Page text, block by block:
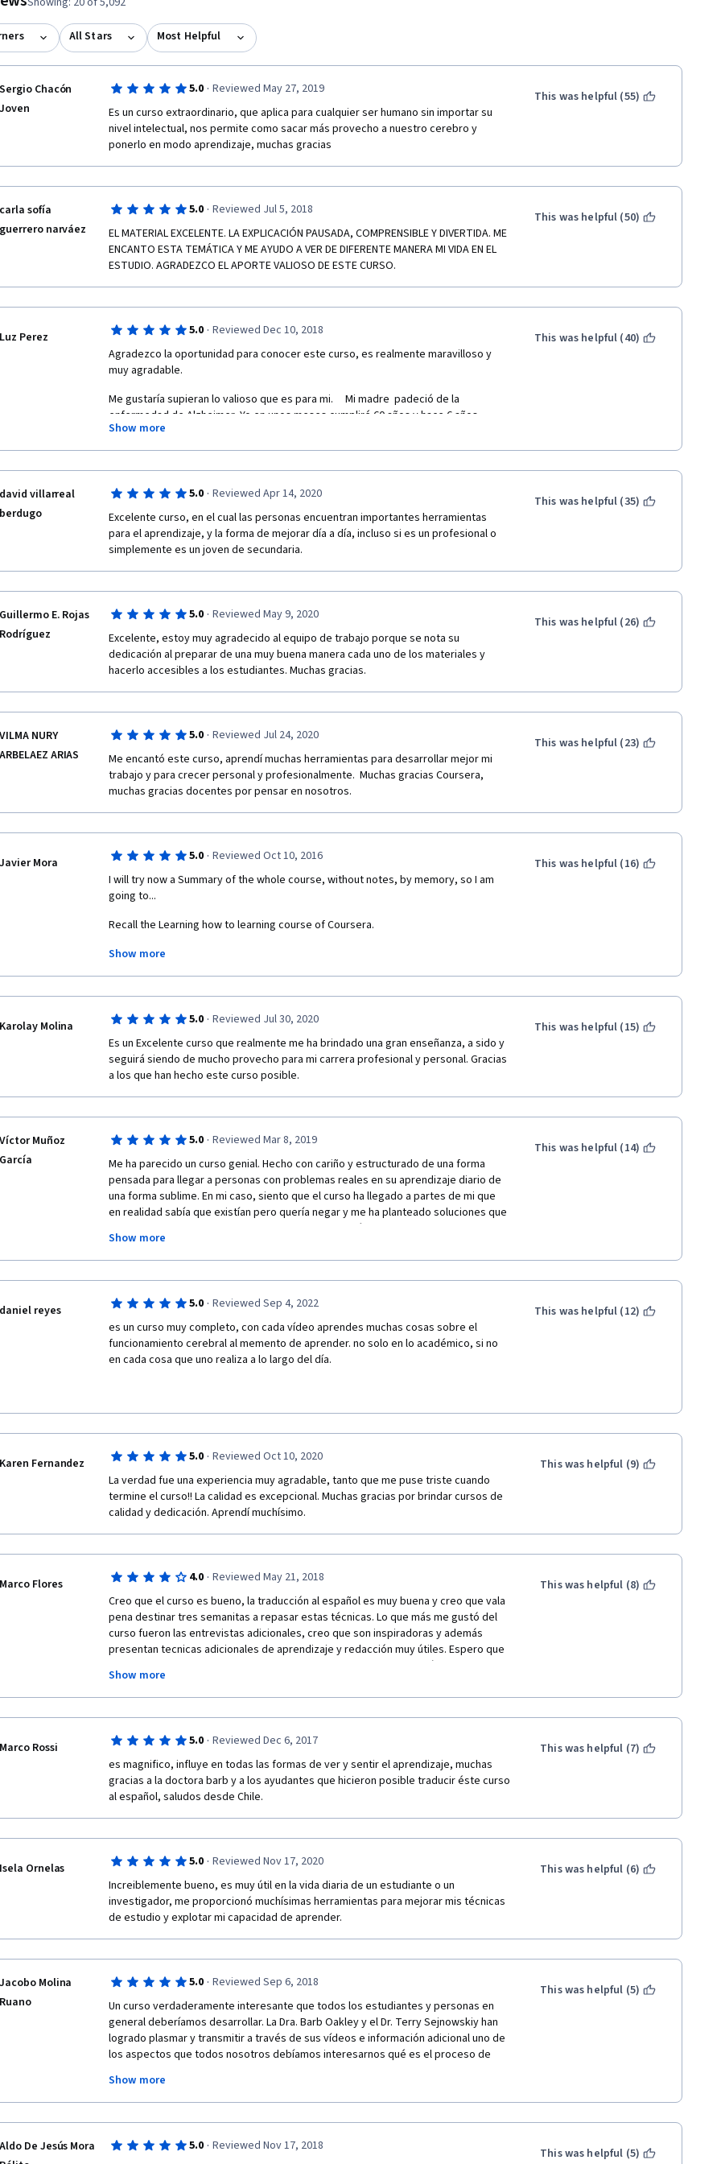
All Stars Most Helpful
Sergio Chacón
Joven
5.0 · Reviewed May 27, 2019
Es un curso extraordinario, que aplica para cualquier ser humano sin importar su
nivel intelectual, nos permite como sacar más provecho a nuestro cerebro y
ponerlo en modo aprendizaje, muchas gracias
This was helpful (55)
carla sofía
guerrero narváez
5.0 · Reviewed Jul 5, 2018
EL MATERIAL EXCELENTE. LA EXPLICACIÓN PAUSADA, COMPRENSIBLE Y DIVERTIDA. ME
ENCANTO ESTA TEMÁTICA Y ME AYUDO A VER DE DIFERENTE MANERA MI VIDA EN EL
ESTUDIO. AGRADEZCO EL APORTE VALIOSO DE ESTE CURSO.
This was helpful (50)
Luz Perez 5.0 · Reviewed Dec 10, 2018
Agradezco la oportunidad para conocer este curso, es realmente maravilloso y
muy agradable.
Me gustaría supieran lo valioso que es para mi.     Mi madre  padeció de la
enfermedad de Alzheimer  Yo en unos meses cumpliré 60 años y hace 6 años
tengo síntomas esporádicamente (1 o 2 al año y duran de 15 a 30 días), estas dos
últimas semanas fueron difíciles por que olvide entre otras cosas el nombre de
me ayudó a reducir los olvidos y estar en calma en los momentos difíciles, siento
que pude reducir un 80% los efectos negativos en esta ocaciòn. No quiero
investigar si científicamente fue un placebo A Mi Me Ayudo!  GRACIAS
Show more
This was helpful (40)
david villarreal
berdugo
5.0 · Reviewed Apr 14, 2020
Excelente curso, en el cual las personas encuentran importantes herramientas
para el aprendizaje, y la forma de mejorar día a día, incluso si es un profesional o
simplemente es un joven de secundaria.
This was helpful (35)
Guillermo E. Rojas
Rodríguez
5.0 · Reviewed May 9, 2020
Excelente, estoy muy agradecido al equipo de trabajo porque se nota su
dedicación al preparar de una muy buena manera cada uno de los materiales y
hacerlo accesibles a los estudiantes. Muchas gracias.
This was helpful (26)
VILMA NURY
ARBELAEZ ARIAS
5.0 · Reviewed Jul 24, 2020
Me encantó este curso, aprendí muchas herramientas para desarrollar mejor mi
trabajo y para crecer personal y profesionalmente.  Muchas gracias Coursera,
muchas gracias docentes por pensar en nosotros.
This was helpful (23)
Javier Mora 5.0 · Reviewed Oct 10, 2016
I will try now a Summary of the whole course, without notes, by memory, so I am
going to...
Recall the Learning how to learning course of Coursera.
Our brain is the most complex thing that human been has discovered in the whole
universe. We are still learning how it works and about its functions. At the moment
The first mode is called Focus Mode: we put our attention in one specific idea,
concept, material, or text that we are trying to learn for a reasonable time: not too
long. We do not want to make tired our brains. Here we keep away as much as we
can any distracting stimulus (phones, internet, friends, etc.). Focus Mode is an
important part of the learning process, but not the only one.
brain does while we are in a more relaxing moment. For instance, when we are
sleeping, or doing automatic things like riding a bike, driving a car or just eating or
watching television. This process is as important as the focus mode. We hardly
could imagine the deep connections that our brain is making during this. The
Diffuse mode allows our brains to discover new ways solving problems that
-       The importance of mix both modes (focus and diffuse)
-       The importance of doing physical exercise (work out) in the resting moments
or breaks during learning process. Sports or exercise in general maintain our new
neural connection alive.
-       The importance of go beyond procrastination:
o   Having a Plan B to overtake bad habits, and create new better reaction when
our minds do not want to do what we need to do because it looks boring or difficult
what we are trying to learn.
o   Understand that the pain we feel when we simply think in these things that we
know we need to do but we do not want to, is absolutely normal. This pain or ugly
sensation will disappear when we begin to do it.
o   The more you delay the things you need to do, the more stressed you will
become.
-       The importance of using metaphors and analogies to learn and assimilate new
concepts or ideas. The more visual, likely the best.
again something that you already know, but maybe you do not really understand in
a deep way.
-       The importance of study in a large period of time, repeating a little bit every
day the material you need to memorise, and understand. The more you master the
concepts, more time you will leave between every new study session of this main
topic, ideas, subject or material.
-       Create a task list:
o   Write on it: your goals, and what works for you, and what does not to reach
these goals.
o   This list will save working memory energy (you will stop thinking any moment:
“oh, what I need to do?” “Am I forgetting something important?”....And all this kind
of questions that make you tired and lose your vital energy.
-       You can improve your learning process if you know how to work in a good way
with partners that are achieving the same goals of you. If you study in a group, try
to:
o   Start on time the study sessions.
o   Prepare the material before the session.
Show more
This was helpful (16)
Karolay Molina 5.0 · Reviewed Jul 30, 2020
Es un Excelente curso que realmente me ha brindado una gran enseñanza, a sido y
seguirá siendo de mucho provecho para mi carrera profesional y personal. Gracias
a los que han hecho este curso posible.
This was helpful (15)
Víctor Muñoz
García
5.0 · Reviewed Mar 8, 2019
Me ha parecido un curso genial. Hecho con cariño y estructurado de una forma
pensada para llegar a personas con problemas reales en su aprendizaje diario de
una forma sublime. En mi caso, siento que el curso ha llegado a partes de mi que
en realidad sabía que existían pero quería negar y me ha planteado soluciones que
me parecen muy asequibles. El conocimiento y las técnicas expuestas en el
material del curso han abierto mi mente y ha cambiado mi forma de pensar sobre
cómo tengo que enfocar mi aprendizaje tanto en materias deseadas como en
otras necesarias.
Ahora todo depende de mi constancia en la puesta en marcha de los
conocimientos adquiridos para conseguir aprender de forma eficiente.
¡Gracias por crear cursos así!
Show more
This was helpful (14)
daniel reyes 5.0 · Reviewed Sep 4, 2022
es un curso muy completo, con cada vídeo aprendes muchas cosas sobre el
funcionamiento cerebral al memento de aprender. no solo en lo académico, si no
en cada cosa que uno realiza a lo largo del día.
This was helpful (12)
Karen Fernandez 5.0 · Reviewed Oct 10, 2020
La verdad fue una experiencia muy agradable, tanto que me puse triste cuando
termine el curso!! La calidad es excepcional. Muchas gracias por brindar cursos de
calidad y dedicación. Aprendí muchísimo.
This was helpful (9)
Marco Flores 4.0 · Reviewed May 21, 2018
Creo que el curso es bueno, la traducción al español es muy buena y creo que vala
pena destinar tres semanitas a repasar estas técnicas. Lo que más me gustó del
curso fueron las entrevistas adicionales, creo que son inspiradoras y además
presentan tecnicas adicionales de aprendizaje y redacción muy útiles. Espero que
coursera me permita volver al curso ya que por el momento no tenía materia para
aprender y aplicar estas técnicas. creo que lo que falta es un resumen escrito de
las técnicas.
Show more
This was helpful (8)
Marco Rossi 5.0 · Reviewed Dec 6, 2017
es magnifico, influye en todas las formas de ver y sentir el aprendizaje, muchas
gracias a la doctora barb y a los ayudantes que hicieron posible traducir éste curso
al español, saludos desde Chile.
This was helpful (7)
Isela Ornelas 5.0 · Reviewed Nov 17, 2020
Increiblemente bueno, es muy útil en la vida diaria de un estudiante o un
investigador, me proporcionó muchísimas herramientas para mejorar mis técnicas
de estudio y explotar mi capacidad de aprender.
This was helpful (6)
Jacobo Molina
Ruano
5.0 · Reviewed Sep 6, 2018
Un curso verdaderamente interesante que todos los estudiantes y personas en
general deberíamos desarrollar. La Dra. Barb Oakley y el Dr. Terry Sejnowskiy han
logrado plasmar y transmitir a través de sus vídeos e información adicional uno de
los aspectos que todos nosotros debíamos interesarnos qué es el proceso de
Nos permite comprender cómo funciona nuestro cerebro, cuáles elementos,
consejos y temas que abordan para saber qué es lo que se debe hacer y qué no.
Show more
This was helpful (5)
Aldo De Jesús Mora
5.0 · Reviewed Nov 17, 2018
This was helpful (5)